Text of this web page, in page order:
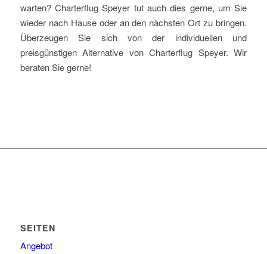
warten? Charterflug Speyer tut auch dies gerne, um Sie
wieder nach Hause oder an den nächsten Ort zu bringen.
Überzeugen Sie sich von der individuellen und
preisgünstigen Alternative von Charterflug Speyer. Wir
beraten Sie gerne!
SEITEN
Angebot